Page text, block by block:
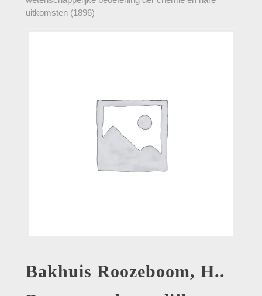
uitkomsten (1896)
Bakhuis Roozeboom, H..